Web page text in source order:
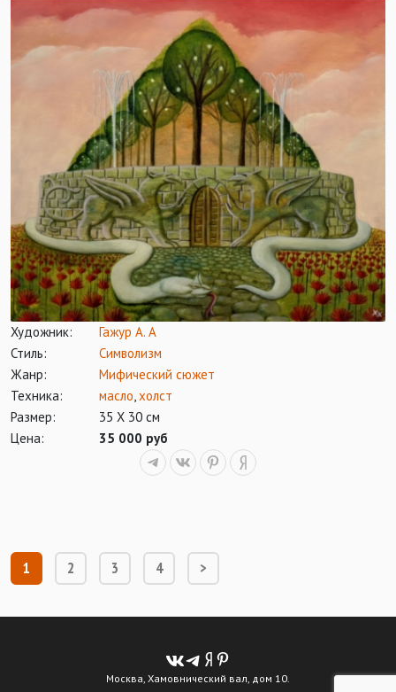
Художник:
Гажур А. А
Стиль:
Символизм
Жанр:
Мифический сюжет
Техника:
масло,холст
Размер:
35 Х 30 см
Цена:
35 000 руб
1 2 3 4 >
Москва, Хамовнический вал, дом 10.